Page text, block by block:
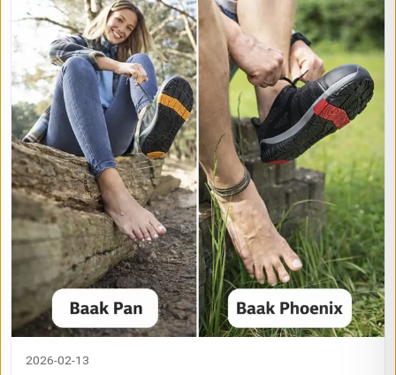
2026-02-13